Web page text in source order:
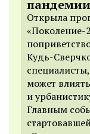
пандемии
Открыла
«Поколение-
Кудь-
может
и
Главным